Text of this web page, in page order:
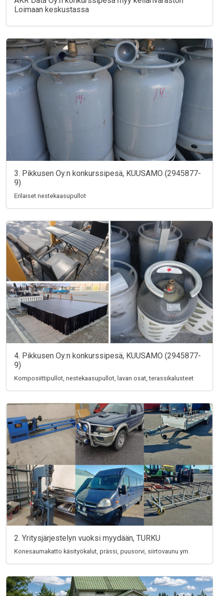
Loimaan keskustassa
3. Pikkusen Oy:n konkurssipesä, KUUSAMO (2945877-
9)
Erilaiset nestekaasupullot
4. Pikkusen Oy:n konkurssipesä, KUUSAMO (2945877-
9)
Komposiittipullot, nestekaasupullot, lavan osat, terassikalusteet
2. Yritysjärjestelyn vuoksi myydään, TURKU
Konesaumakatto käsityökalut, prässi, puusorvi, siirtovaunu ym.